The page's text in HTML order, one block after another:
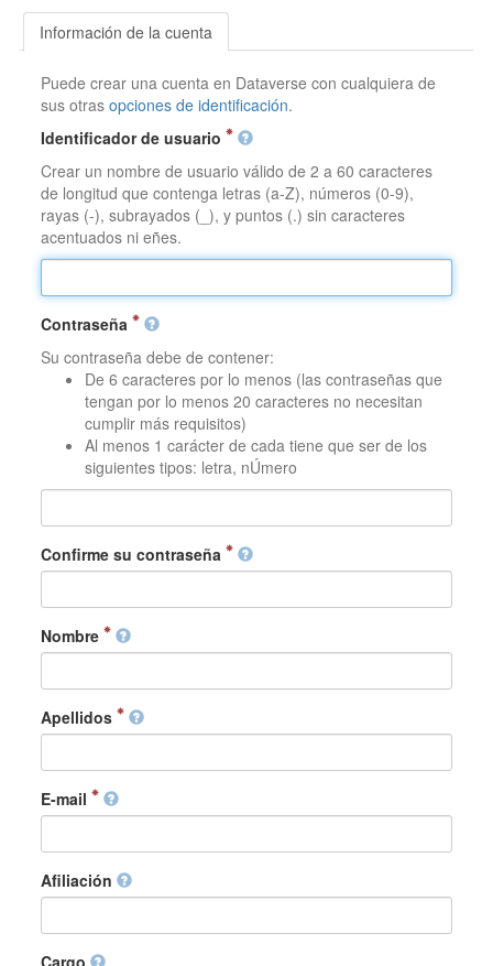
Información de la cuenta
Puede crear una cuenta en Dataverse con cualquiera de
sus otrasopciones de identificación.
Identificador de usuario
Crear un nombre de usuario válido de 2 a 60 caracteres
de longitud que contenga letras (a-Z), números (0-9),
rayas (-), subrayados (_), y puntos (.) sin caracteres
acentuados ni eñes.
Contraseña
Su contraseña debe de contener:
De 6 caracteres por lo menos (las contraseñas que
tengan por lo menos 20 caracteres no necesitan
cumplir más requisitos)
Al menos 1 carácter de cada tiene que ser de los
siguientes tipos: letra, nÚmero
Confirme su contraseña
Nombre
Apellidos
E-mail
Afiliación
Cargo